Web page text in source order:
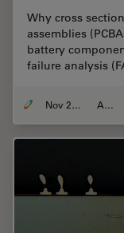
Why cross
assemblies
battery
failure analysis
Nov 27, 2023 Article